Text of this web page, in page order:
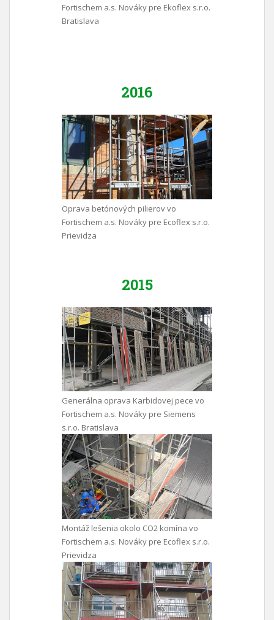
Fortischem a.s. Nováky pre Ekoflex s.r.o.
Bratislava
2016
Oprava betónových pilierov vo
Fortischem a.s. Nováky pre Ecoflex s.r.o.
Prievidza
2015
Generálna oprava Karbidovej pece vo
Fortischem a.s. Nováky pre Siemens
s.r.o. Bratislava
Montáž lešenia okolo CO2 komína vo
Fortischem a.s. Nováky pre Ecoflex s.r.o.
Prievidza